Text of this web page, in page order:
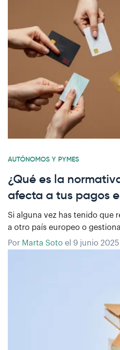
AUTÓNOMOS Y PYMES
¿Qué es la
afecta a tus pagos
Si alguna vez has tenido que
a otro país europeo o
Por Marta Soto el 9 junio 2025